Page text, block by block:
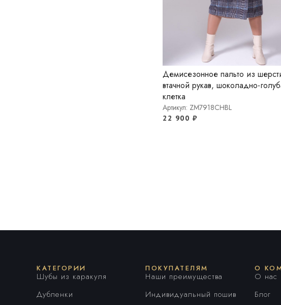
Демисезонное пальто из
втачной рукав, шоколадно-
клетка
Артикул: ZM7918CHBL
22 900 ₽
КАТЕГОРИИ
Шубы из каракуля
Дубленки
ПОКУПАТЕЛЯМ
Наши преимущества
Индивидуальный пошив
О
О нас
Блог